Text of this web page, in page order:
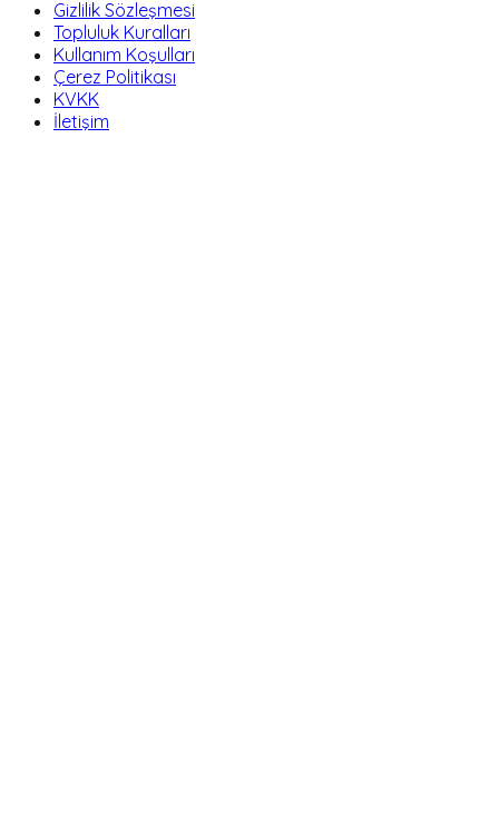
Gizlilik Sözleşmesi
Topluluk Kuralları
Kullanım Koşulları
Çerez Politikası
KVKK
İletişim